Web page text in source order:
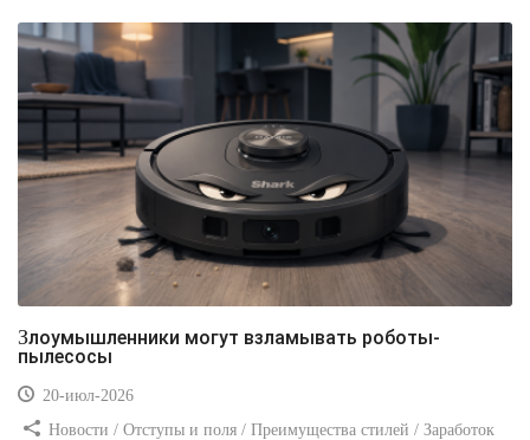
Злоумышленники могут взламывать роботы-
пылесосы
20-июл-2026
Новости / Отступы и поля / Преимущества стилей / Заработок